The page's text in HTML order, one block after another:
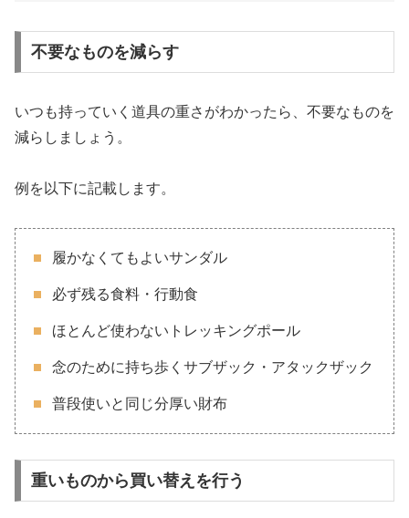
不要なものを減らす
いつも持っていく道具の重さがわかったら、不要なものを
減らしましょう。
例を以下に記載します。
履かなくてもよいサンダル
必ず残る食料・行動食
ほとんど使わないトレッキングポール
念のために持ち歩くサブザック・アタックザック
普段使いと同じ分厚い財布
重いものから買い替えを行う